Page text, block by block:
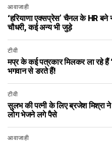
आवाजाही
‘हरियाणा एक्सप्रेस’ चैनल के HR
चौधरी, कई अन्य भी जुड़े
टीवी
मप्र के कई पत्रकार मिलकर ला रहे हैं
भगवान से डरते हैं!
टीवी
सुलभ की पत्नी के लिए ब्रजेश मिश्रा
लोग भेजने लगे पैसे
आवाजाही